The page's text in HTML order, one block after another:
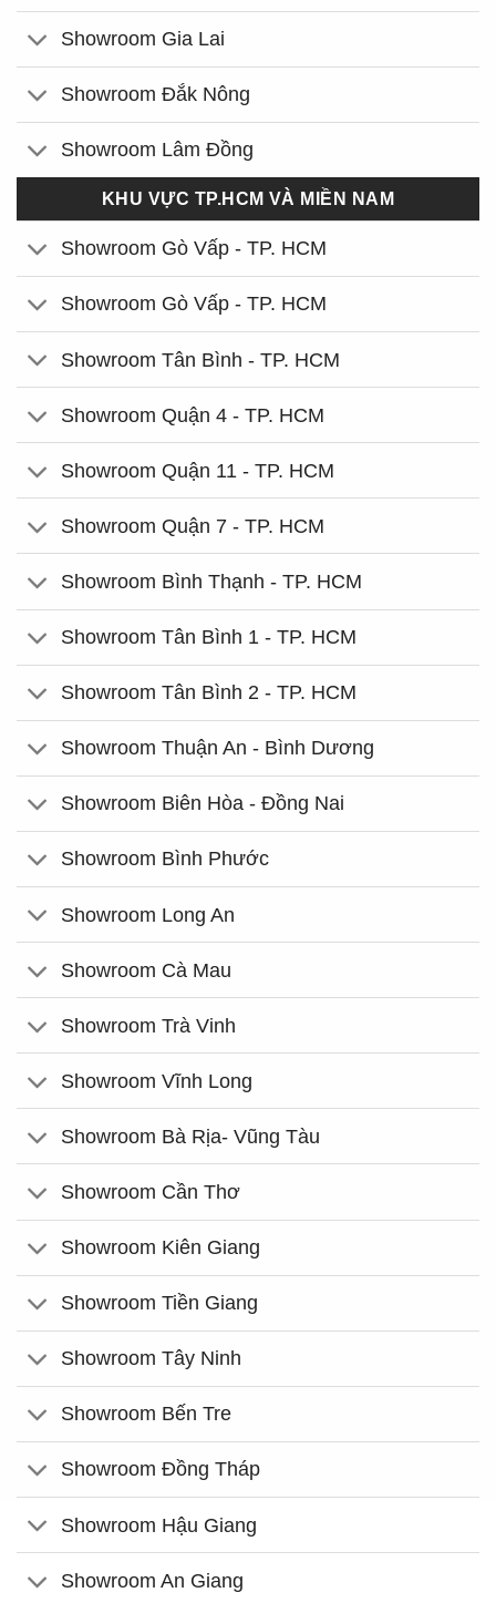
Showroom Gia Lai
Showroom Đắk Nông
Showroom Lâm Đồng
KHU VỰC TP.HCM VÀ MIỀN NAM
Showroom Gò Vấp - TP. HCM
Showroom Gò Vấp - TP. HCM
Showroom Tân Bình - TP. HCM
Showroom Quận 4 - TP. HCM
Showroom Quận 11 - TP. HCM
Showroom Quận 7 - TP. HCM
Showroom Bình Thạnh - TP. HCM
Showroom Tân Bình 1 - TP. HCM
Showroom Tân Bình 2 - TP. HCM
Showroom Thuận An - Bình Dương
Showroom Biên Hòa - Đồng Nai
Showroom Bình Phước
Showroom Long An
Showroom Cà Mau
Showroom Trà Vinh
Showroom Vĩnh Long
Showroom Bà Rịa- Vũng Tàu
Showroom Cần Thơ
Showroom Kiên Giang
Showroom Tiền Giang
Showroom Tây Ninh
Showroom Bến Tre
Showroom Đồng Tháp
Showroom Hậu Giang
Showroom An Giang